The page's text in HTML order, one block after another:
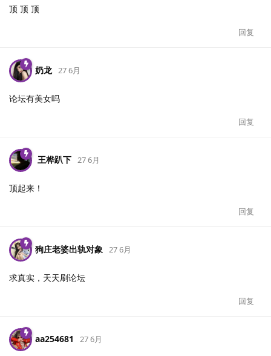
顶 顶 顶
回复
奶龙 27 6月
论坛有美女吗
回复
王桦趴下 27 6月
顶起来！
回复
狗庄老婆出轨对象 27 6月
求真实，天天刷论坛
回复
aa254681 27 6月